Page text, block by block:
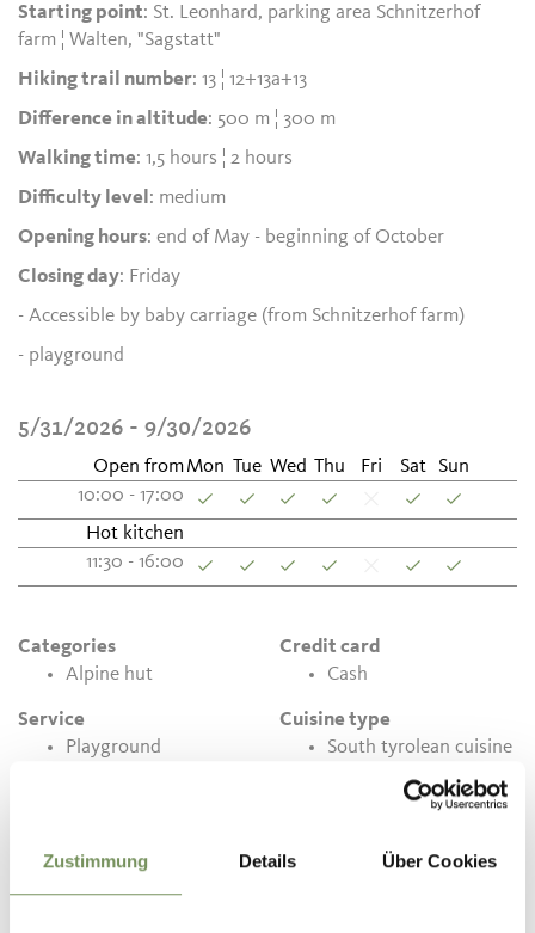
Zustimmung Details Über Cookies
Starting point: St. Leonhard, parking area Schnitzerhof
farm ¦ Walten, "Sagstatt"
Hiking trail number: 13 ¦ 12+13a+13
Difference in altitude: 500 m ¦ 300 m
Walking time: 1,5 hours ¦ 2 hours
Difficulty level : medium
Opening hours: end of May - beginning of October
Closing day: Friday
- Accessible by baby carriage (from Schnitzerhof farm)
- playground
5/31/2026 - 9/30/2026
Open fromMon Tue Wed Thu Fri Sat
Sun
10:00 - 17:00
Hot kitchen
11:30 - 16:00
Categories
Alpine hut
Credit card
Cash
Service
Playground
Cuisine type
South tyrolean cuisine
St. Anna Pfistradalm Alp